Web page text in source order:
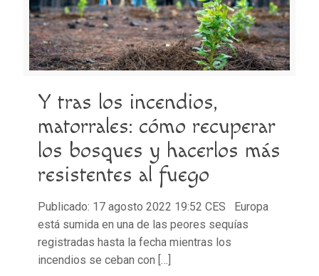
Y tras los incendios,
matorrales: cómo recuperar
los bosques y hacerlos más
resistentes al fuego
Publicado: 17 agosto 2022 19:52 CES Europa
está sumida en una de las peores sequías
registradas hasta la fecha mientras los
incendios se ceban con […]